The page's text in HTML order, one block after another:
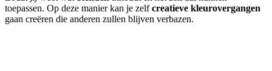
toepassen. Op deze manier kan je zelfcreatieve kleurovergangen
gaan creëren die anderen zullen blijven verbazen.